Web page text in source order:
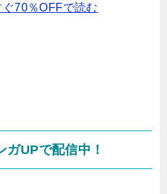
70％OFFで読む
ガUPで配信中！